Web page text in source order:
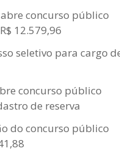
concurso público
12.579,96
seletivo para cargo
concurso público
de reserva
do concurso público